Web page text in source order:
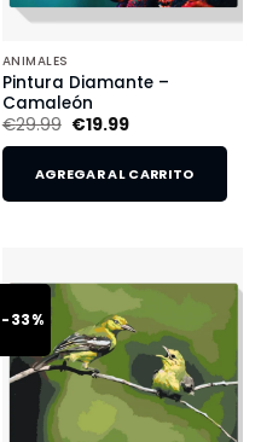
ANIMALES
Pintura Diamante –
Camaleón
€29.99 €19.99
AGREGAR AL CARRITO
-33%